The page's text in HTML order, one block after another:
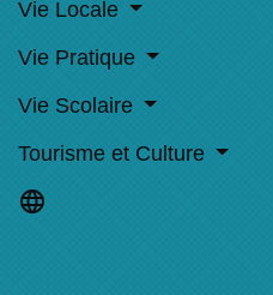
Vie Locale
Vie Pratique
Vie Scolaire
Tourisme et Culture
language